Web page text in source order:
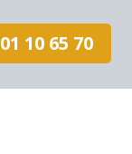
10 65 70